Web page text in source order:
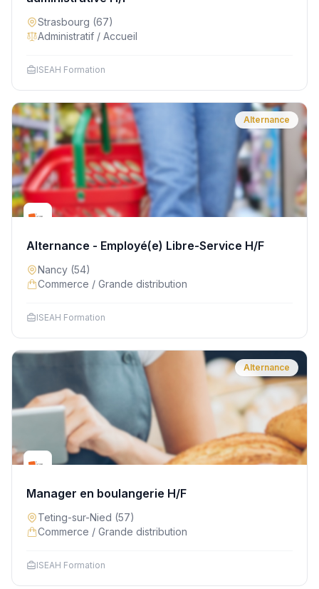
Strasbourg (67)
Administratif / Accueil
ISEAH Formation
Alternance
Alternance - Employé(e) Libre-Service H/F
Nancy (54)
Commerce / Grande distribution
ISEAH Formation
Alternance
Manager en boulangerie H/F
Teting-sur-Nied (57)
Commerce / Grande distribution
ISEAH Formation